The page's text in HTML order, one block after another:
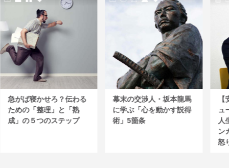
急がば寝かせろ？伝わる
ための「整理」と「熟
成」の５つのステップ
幕末の交渉人・坂本龍馬
に学ぶ「心を動かす説得
術」5箇条
ュ
人
ン
怒